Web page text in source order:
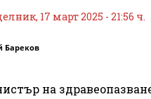
17 март 2025 - 21:56 ч.
Бареков
на